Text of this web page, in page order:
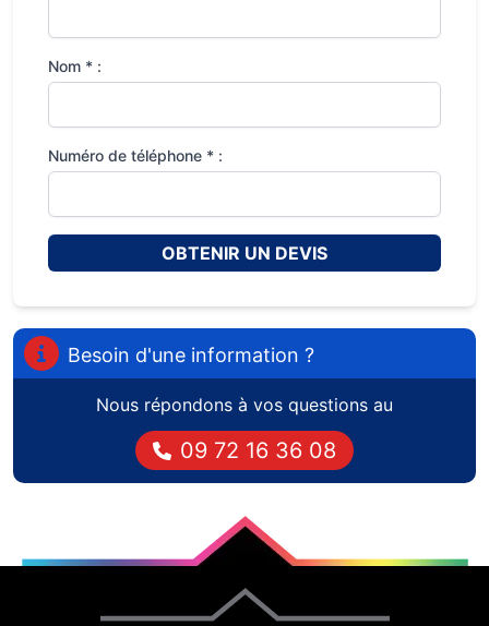
Nom * :
Numéro de téléphone * :
OBTENIR UN DEVIS
Besoin d'une information ?
Nous répondons à vos questions au
09 72 16 36 08